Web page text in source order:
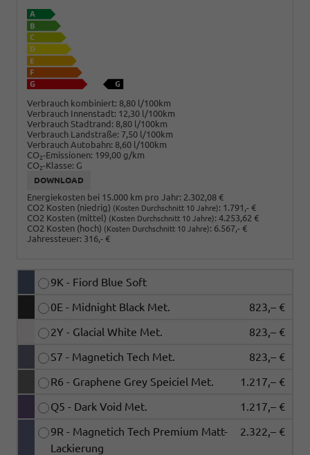
Verbrauch kombiniert: 8,80 l/100km
Verbrauch Innenstadt: 12,30 l/100km
Verbrauch Stadtrand: 8,80 l/100km
Verbrauch Landstraße: 7,50 l/100km
Verbrauch Autobahn: 8,60 l/100km
CO2-Emissionen: 199,00 g/km
CO2-Klasse: G
DOWNLOAD
Energiekosten bei 15.000 km pro Jahr: 2.302,08 €
CO2 Kosten (niedrig) (Kosten Durchschnitt 10 Jahre): 1.791,- €
CO2 Kosten (mittel) (Kosten Durchschnitt 10 Jahre): 4.253,62 €
CO2 Kosten (hoch) (Kosten Durchschnitt 10 Jahre): 6.567,- €
Jahressteuer: 316,- €
9K - Fiord Blue Soft
0E - Midnight Black Met.
823,– €
2Y - Glacial White Met.
823,– €
S7 - Magnetich Tech Met.
823,– €
R6 - Graphene Grey Speiciel Met.
1.217,– €
Q5 - Dark Void Met.
1.217,– €
9R - Magnetich Tech Premium Matt-
Lackierung
2.322,– €